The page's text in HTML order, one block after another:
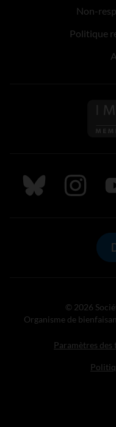
Non-
Politique
Suivez nous sur
Suivez
© 2026
Organisme de
Paramètres des